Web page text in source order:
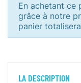
En achetant ce
grâce à notre
panier totalisera
LA DESCRIPTION